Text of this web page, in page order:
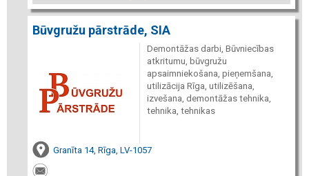
Būvgružu pārstrāde, SIA
Demontāžas darbi, Būvniecības
atkritumu, būvgružu
apsaimniekošana, pieņemšana,
utilizācija Rīga, utilizēšana,
izvešana, demontāžas tehnika,
tehnika, tehnikas
Granīta 14, Rīga, LV-1057